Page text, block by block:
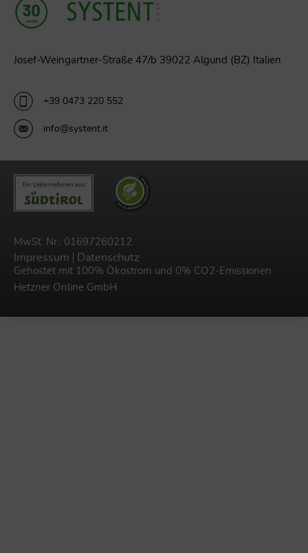
Josef-Weingartner-Straße 47/b 39022 Algund (BZ) Italien
+39 0473 220 552
info@systent.it
MwSt. Nr.: 01697260212
Impressum Datenschutz
Gehostet mit 100% Ökostrom und 0% CO2-Emissionen
Hetzner Online GmbH